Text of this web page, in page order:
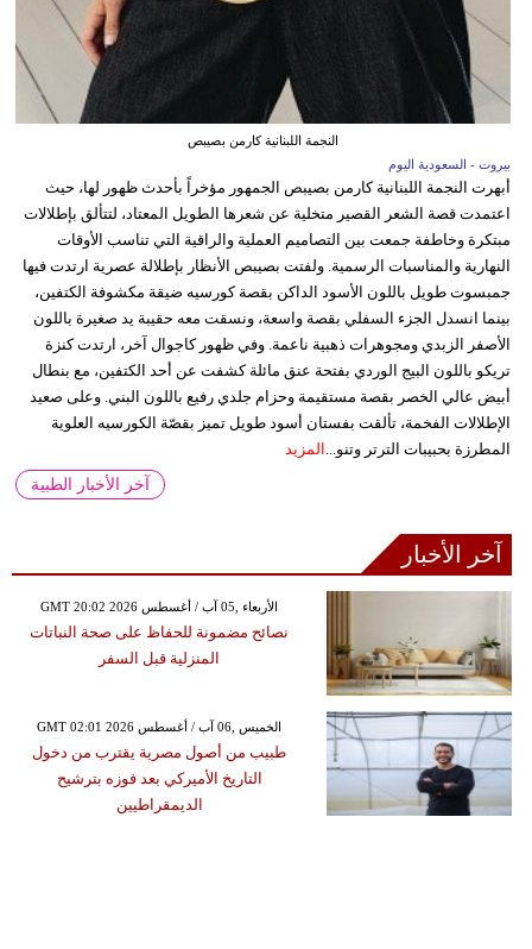
النجمة اللبنانية كارمن بصيبص
بيروت - السعودية اليوم
أبهرت النجمة اللبنانية كارمن بصيبص الجمهور مؤخراً بأحدث ظهور لها، حيث
اعتمدت قصة الشعر القصير متخلية عن شعرها الطويل المعتاد، لتتألق بإطلالات
مبتكرة وخاطفة جمعت بين التصاميم العملية والراقية التي تناسب الأوقات
النهارية والمناسبات الرسمية. ولفتت بصيبص الأنظار بإطلالة عصرية ارتدت فيها
جمبسوت طويل باللون الأسود الداكن بقصة كورسيه ضيقة مكشوفة الكتفين،
بينما انسدل الجزء السفلي بقصة واسعة، ونسقت معه حقيبة يد صغيرة باللون
الأصفر الزبدي ومجوهرات ذهبية ناعمة. وفي ظهور كاجوال آخر، ارتدت كنزة
تريكو باللون البيج الوردي بفتحة عنق مائلة كشفت عن أحد الكتفين، مع بنطال
أبيض عالي الخصر بقصة مستقيمة وحزام جلدي رفيع باللون البني. وعلى صعيد
الإطلالات الفخمة، تألقت بفستان أسود طويل تميز بقصّة الكورسيه العلوية
المطرزة بحبيبات الترتر وتنو...
المزيد
آخر الأخبار الطبية
آخر الأخبار
GMT 20:02 2026 الأربعاء ,05 آب / أغسطس
نصائح مضمونة للحفاظ على صحة النباتات
المنزلية قبل السفر
GMT 02:01 2026 الخميس ,06 آب / أغسطس
طبيب من أصول مصرية يقترب من دخول
التاريخ الأميركي بعد فوزه بترشيح
الديمقراطيين